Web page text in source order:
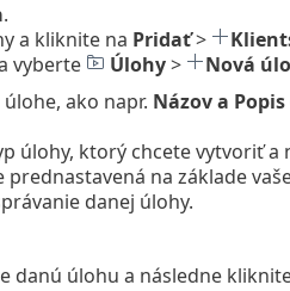
.
a kliknite na Pridať>
vyberte Úlohy> Nová
ako napr. Názov a
úlohy, ktorý chcete vytvoriť
prednastavená na základe
danej úlohy.
danú úlohu a následne